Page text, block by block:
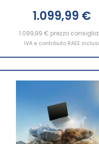
1.099,99 €
1.099,99 € prezzo
IVA e contributo RAEE inclusi